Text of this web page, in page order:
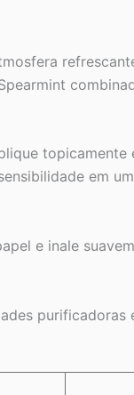
topicamente
em
e inale
purificadoras